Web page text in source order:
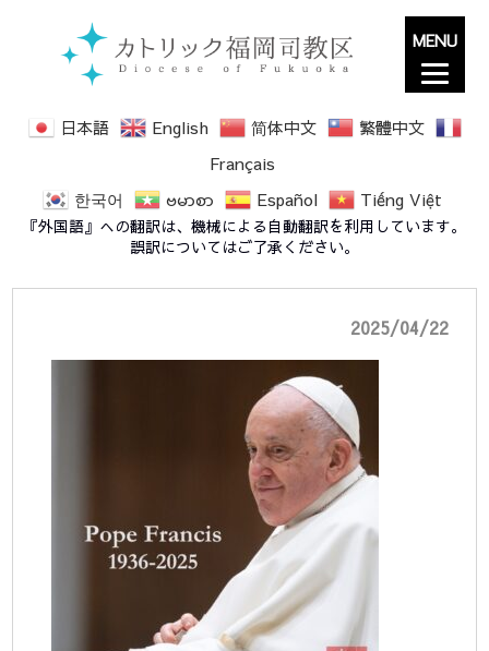
日本語 English 简体中文
繁體中文
Français
한국어
ဗမာစာ Español Tiếng Việt
『外国語』への翻訳は、機械による自動翻訳を利用しています。
誤訳についてはご了承ください。
2025/04/22
MENU